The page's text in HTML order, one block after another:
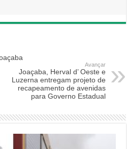
Avançar
Joaçaba, Herval d’ Oeste e
Luzerna entregam projeto de
recapeamento de avenidas
para Governo Estadual